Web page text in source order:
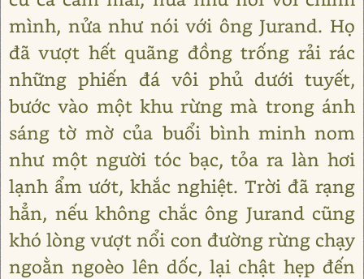
mình, nửa như nói với ông Jurand. Họ
đã vượt hết quãng đồng trống rải rác
những phiến đá vôi phủ dưới tuyết,
bước vào một khu rừng mà trong ánh
sáng tờ mờ của buổi bình minh nom
như một người tóc bạc, tỏa ra làn hơi
lạnh ẩm ướt, khắc nghiệt. Trời đã rạng
hẳn, nếu không chắc ông Jurand cũng
khó lòng vượt nổi con đường rừng chạy
ngoằn ngoèo lên dốc, lại chật hẹp đến